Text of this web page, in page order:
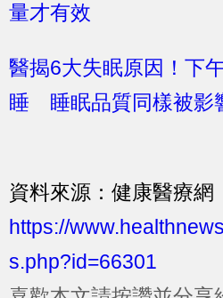
量才有效
醫揭6大失眠原因！下
睡 睡眠品質同樣被影
資料來源：健康醫療網
https://
s.php?id=66301